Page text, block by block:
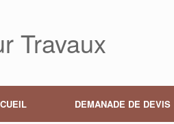
Travaux
DEMANADE DE DEVIS